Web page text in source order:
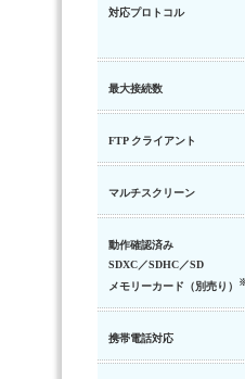
対応プロトコル
最大接続数
FTP クライアント
マルチスクリーン
動作確認済み
SDXC／SDHC／SD
メモリーカード（別売り）
携帯電話対応